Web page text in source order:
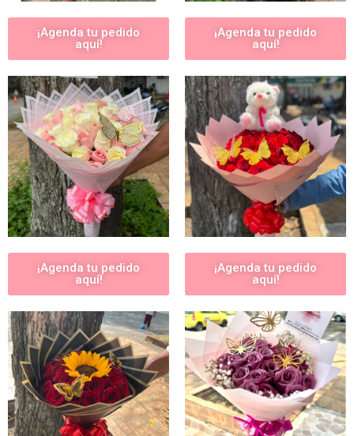
¡Agenda tu pedido
aquí!
¡Agenda tu pedido
aquí!
¡Agenda tu pedido
aquí!
¡Agenda tu pedido
aquí!